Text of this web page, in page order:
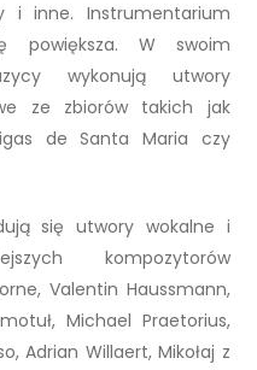
i inne. Instrumentarium
powiększa. W swoim
wykonują utwory
ze zbiorów takich jak
de Santa Maria czy
się utwory wokalne i
kompozytorów
Valentin Haussmann,
Michael Praetorius,
Adrian Willaert, Mikołaj z